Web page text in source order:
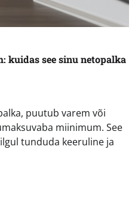
kuidas see sinu netopalka
puutub varem või
miinimum. See
tunduda keeruline ja